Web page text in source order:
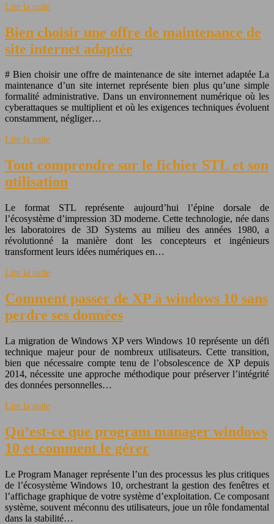
Lire la suite
Bien choisir une offre de maintenance de
site internet adaptée
# Bien choisir une offre de maintenance de site internet adaptée La
maintenance d’un site internet représente bien plus qu’une simple
formalité administrative. Dans un environnement numérique où les
cyberattaques se multiplient et où les exigences techniques évoluent
constamment, négliger…
Lire la suite
Tout comprendre sur le fichier STL et son
utilisation
Le format STL représente aujourd’hui l’épine dorsale de
l’écosystème d’impression 3D moderne. Cette technologie, née dans
les laboratoires de 3D Systems au milieu des années 1980, a
révolutionné la manière dont les concepteurs et ingénieurs
transforment leurs idées numériques en…
Lire la suite
Comment passer de XP à windows 10 sans
perdre ses données
La migration de Windows XP vers Windows 10 représente un défi
technique majeur pour de nombreux utilisateurs. Cette transition,
bien que nécessaire compte tenu de l’obsolescence de XP depuis
2014, nécessite une approche méthodique pour préserver l’intégrité
des données personnelles…
Lire la suite
Qu’est-ce que program manager windows
10 et comment le gérer
Le Program Manager représente l’un des processus les plus critiques
de l’écosystème Windows 10, orchestrant la gestion des fenêtres et
l’affichage graphique de votre système d’exploitation. Ce composant
système, souvent méconnu des utilisateurs, joue un rôle fondamental
dans la stabilité…